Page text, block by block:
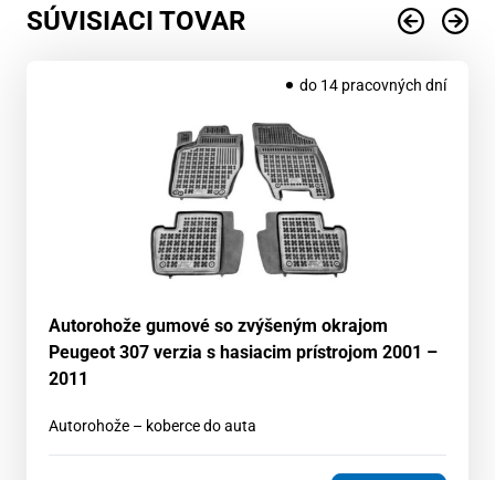
SÚVISIACI TOVAR
do 14 pracovných dní
Autorohože gumové so zvýšeným okrajom
Peugeot 307 verzia s hasiacim prístrojom 2001 –
2011
Autorohože – koberce do auta